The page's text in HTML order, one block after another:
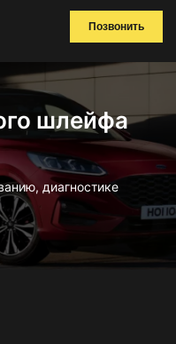
Позвонить
шлейфа
диагностике